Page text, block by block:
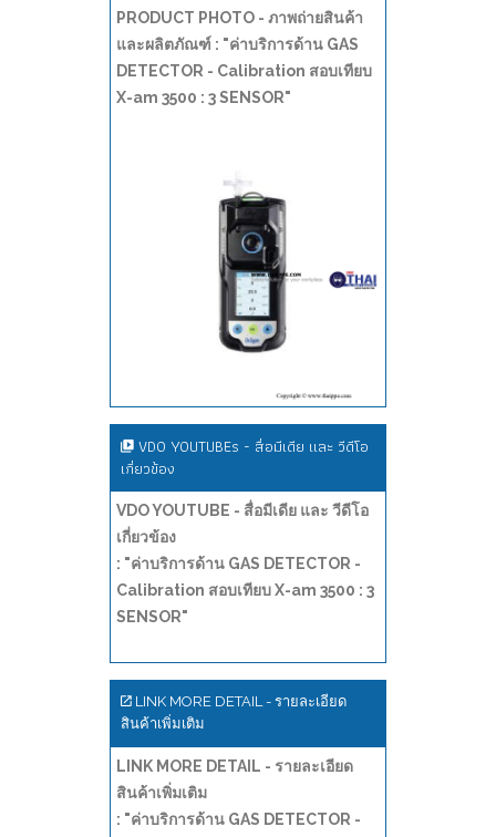
PRODUCT PHOTO - ภาพถ่ายสินค้า
และผลิตภัณฑ์ : "ค่าบริการด้าน GAS
DETECTOR - Calibration สอบเทียบ
X-am 3500 : 3 SENSOR"
VDO YOUTUBEs - สื่อมีเดีย และ วีดีโอ
เกี่ยวข้อง
VDO YOUTUBE - สื่อมีเดีย และ วีดีโอ
เกี่ยวข้อง
: "ค่าบริการด้าน GAS DETECTOR -
Calibration สอบเทียบ X-am 3500 : 3
SENSOR"
LINK MORE DETAIL - รายละเอียด
สินค้าเพิ่มเติม
LINK MORE DETAIL - รายละเอียด
สินค้าเพิ่มเติม
: "ค่าบริการด้าน GAS DETECTOR -